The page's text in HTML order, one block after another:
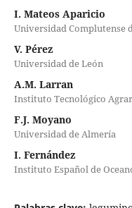
I. Mateos Aparicio
Universidad Complutense
V. Pérez
Universidad de León
A.M. Larran
Instituto Tecnológico
F.J. Moyano
Universidad de Almería
I. Fernández
Instituto Español de